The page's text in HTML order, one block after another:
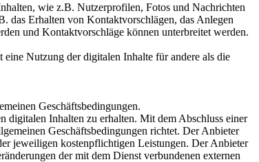
wie z.B. Nutzerprofilen, Fotos und Nachrichten
das Erhalten von Kontaktvorschlägen, das Anlegen
und Kontaktvorschläge können unterbreitet werden.
Nutzung der digitalen Inhalte für andere als die
Geschäftsbedingungen.
digitalen Inhalten zu erhalten. Mit dem Abschluss einer
Geschäftsbedingungen richtet. Der Anbieter
jeweiligen kostenpflichtigen Leistungen. Der Anbieter
der mit dem Dienst verbundenen externen